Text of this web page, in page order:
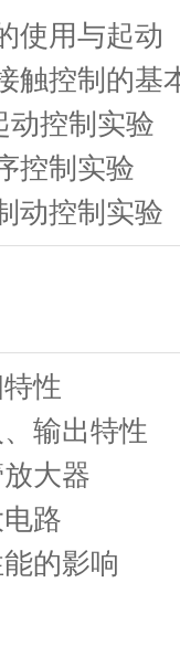
使用与起动
触控制的基
动控制实验
控制实验
动控制实验
、反相
输入、输
极单管
合放
器性能
管